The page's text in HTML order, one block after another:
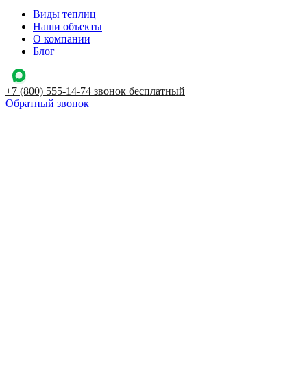
Виды теплиц
Наши объекты
О компании
Блог
+7 (800) 555-14-74 звонок бесплатный
Обратный звонок